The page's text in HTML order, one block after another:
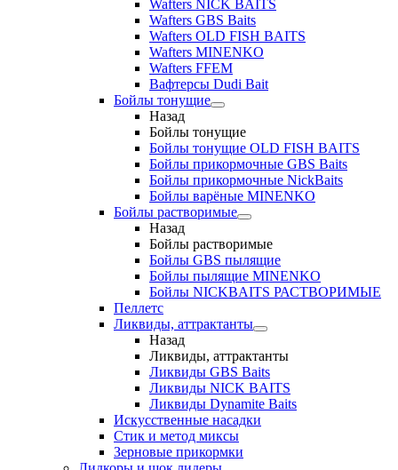
Wafters NICK BAITS
Wafters GBS Baits
Wafters OLD FISH BAITS
Wafters MINENKO
Wafters FFEM
Вафтерсы Dudi Bait
Бойлы тонущие
Назад
Бойлы тонущие
Бойлы тонущие OLD FISH BAITS
Бойлы прикормочные GBS Baits
Бойлы прикормочные NickBaits
Бойлы варёные MINENKO
Бойлы растворимые
Назад
Бойлы растворимые
Бойлы GBS пылящие
Бойлы пылящие MINENKO
Бойлы NICKBAITS РАСТВОРИМЫЕ
Пеллетс
Ликвиды, аттрактанты
Назад
Ликвиды, аттрактанты
Ликвиды GBS Baits
Ликвиды NICK BAITS
Ликвиды Dynamite Baits
Искусственные насадки
Стик и метод миксы
Зерновые прикормки